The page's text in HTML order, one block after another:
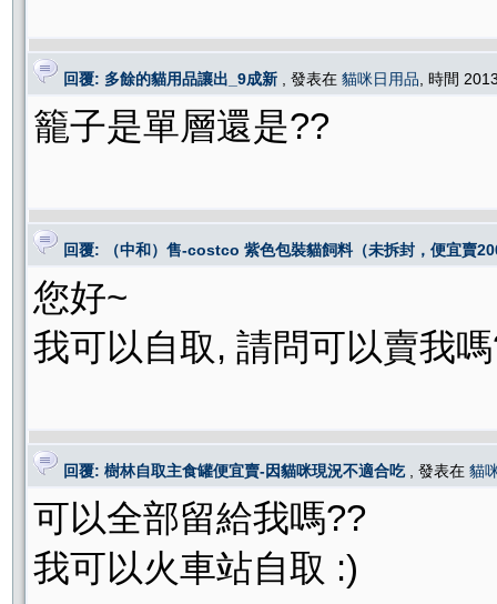
回覆: 多餘的貓用品讓出_9成新 , 發表在 貓咪日用品 , 時間
籠子是單層還是??
回覆: （中和）售-costco 紫色包裝貓飼料（未拆封，便宜賣
您好~
我可以自取, 請問可以賣我
回覆: 樹林自取主食罐便宜賣-因貓咪現況不適合吃 , 發表在 貓
可以全部留給我嗎??
我可以火車站自取 :)